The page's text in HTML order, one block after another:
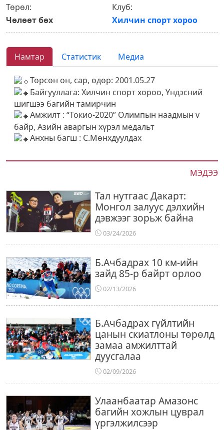
МЭДЭЭ
Тал нутгаас Дакарт:
Монгол залуус дэлхийн
дэвжээг зорьж байна
03/24/2026
Б.Ачбадрах 10 км-ийн
зайд 85-р байрт орлоо
02/13/2026
Б.Ачбадрах гүйлтийн
цанын скиатлоны төрөлд
замаа амжилттай
дуусгалаа
02/09/2026
Улаанбаатар Амазонс
багийн хожлын цуврал
үргэлжилсээр
Төрөл:
Чөлөөт бөх
Клуб:
Хилчин спорт хороо
Намтар Статистик Медиа
Төрсөн он, сар, өдөр: 2001.05.27
Байгууллага: Хилчин спорт хороо, Үндэсний
шигшээ багийн тамирчин
Амжилт : “Токио-2020” Олимпын наадмын v
байр, Азийн аваргын хүрэл медальт
Анхны багш : С.Мөнхдуулдах